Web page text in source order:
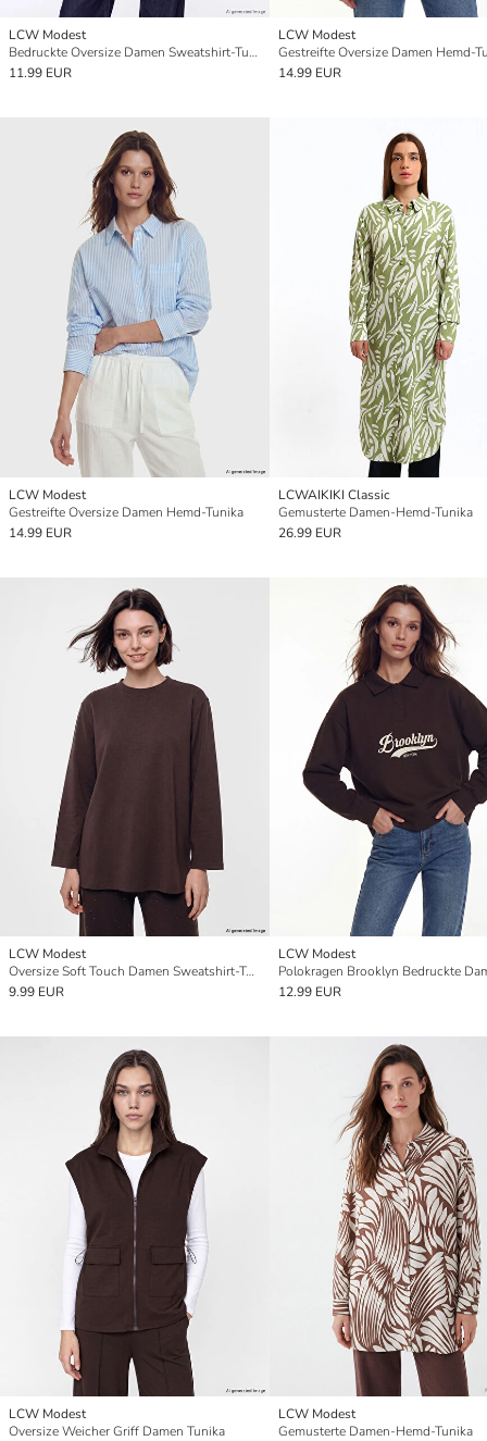
LCW Modest
Bedruckte Oversize Damen Sweatshirt-Tunika
11.99 EUR
LCW Modest
Gestreifte Oversize Damen Hemd-
14.99 EUR
LCW Modest
Gestreifte Oversize Damen Hemd-Tunika
14.99 EUR
LCWAIKIKI Classic
Gemusterte Damen-Hemd-Tunika
26.99 EUR
LCW Modest
Oversize Soft Touch Damen Sweatshirt-Tunika
9.99 EUR
LCW Modest
12.99 EUR
LCW Modest
Oversize Weicher Griff Damen Tunika
LCW Modest
Gemusterte Damen-Hemd-Tunika